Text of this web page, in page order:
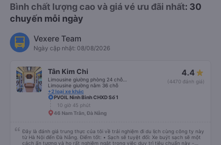
Bình chất lượng cao và giá vé ưu đãi nhất: 30
chuyến mỗi ngày
Vexere Team
Ngày cập nhật: 08/08/2026
Tân Kim Chi
Limousine giường nằm 36 chỗ
+2 loại xe khác
4.4
(4470 đánh giá)
PVOIL Ninh Bình CHXD Số 1
10 giờ 45 phút
46 Nam Trân, Đà Nẵng
Đây là đánh giá trung thực của tôi về trải nghiệm đi du lịch cùng công ty này
từ Hà Nội đến Đà Nẵng. Điểm tốt: • Sạch sẽ tuyệt đối: Xe buýt sạch sẽ một
cách ấn tượng và họ rất nghiêm ngặt trong việc duy trì tiêu chuẩn này -